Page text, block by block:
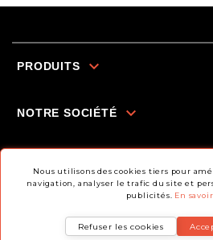
PRODUITS 
NOTRE SOCIÉTÉ 
Nous utilisons des cookies tiers pour
navigation, analyser le trafic du site et
publicités.
En
Refuser les cookies